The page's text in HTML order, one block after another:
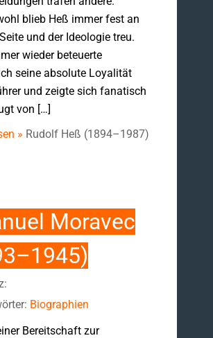
blieb Heß immer fest an
und der Ideologie treu.
wieder beteuerte
seine absolute Loyalität
und zeigte sich fanatisch
von […]
» Rudolf Heß (1894–1987)
Moravec
Biographien
Bereitschaft zur